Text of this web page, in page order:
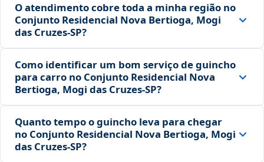
O atendimento cobre toda a minha região no
Conjunto Residencial Nova Bertioga, Mogi
das Cruzes‑SP?
Como identificar um bom serviço de guincho
para carro no Conjunto Residencial Nova
Bertioga, Mogi das Cruzes‑SP?
Quanto tempo o guincho leva para chegar
no Conjunto Residencial Nova Bertioga, Mogi
das Cruzes‑SP?